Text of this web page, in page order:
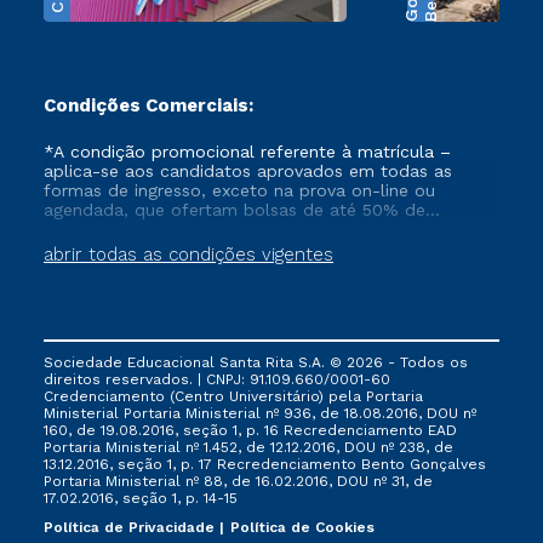
Condições Comerciais:
abrir todas as condições vigentes
*A condição promocional referente à matrícula –
aplica-se aos candidatos aprovados em todas as
formas de ingresso, exceto na prova on-line ou
agendada, que ofertam bolsas de até 50% de
que ainda não tenham efetivado e/ou não tenham
cancelado ou trancado sua matrícula em uma das
FIES, Prouni e outros programas governamentais, e
não se acumula com nenhuma outra campanha
ofertada pela Instituição.
Sociedade Educacional Santa Rita S.A. © 2026 - Todos os
direitos reservados. | CNPJ: 91.109.660/0001-60
Credenciamento (Centro Universitário) pela Portaria
Ministerial Portaria Ministerial nº 936, de 18.08.2016, DOU nº
160, de 19.08.2016, seção 1, p. 16 Recredenciamento EAD
Portaria Ministerial nº 1.452, de 12.12.2016, DOU nº 238, de
13.12.2016, seção 1, p. 17 Recredenciamento Bento Gonçalves
Portaria Ministerial nº 88, de 16.02.2016, DOU nº 31, de
17.02.2016, seção 1, p. 14-15
Política de Privacidade
Política de Cookies